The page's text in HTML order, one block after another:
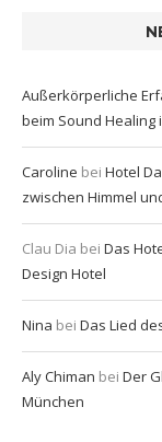
Außerkörperliche
beim Sound Healing
Caroline bei Hotel
zwischen Himmel
Clau Dia bei Das
Design Hotel
Nina bei Das Lied
Aly Chiman bei Der
München